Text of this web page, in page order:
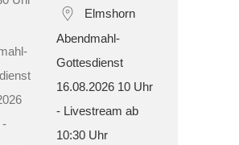
Elmshorn
Abendmahl-
Gottesdienst
16.08.2026 10 Uhr
- Livestream ab
10:30 Uhr